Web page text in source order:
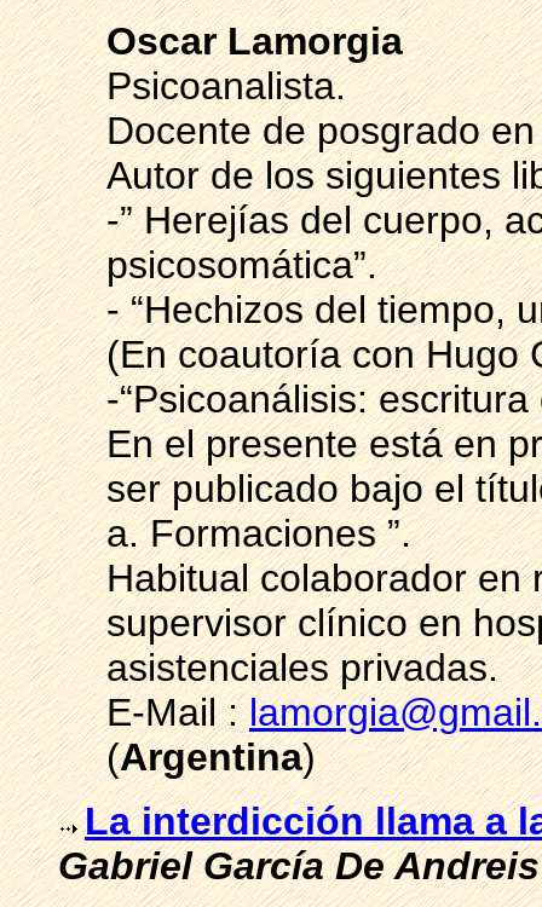
Oscar Lamorgia
Psicoanalista.
Docente de posgrado
Autor de los siguientes
-” Herejías del cuerpo,
psicosomática”.
- “Hechizos del tiempo,
(En coautoría con Hugo
-“Psicoanálisis:
En el presente está en
ser publicado bajo el
a. Formaciones ”.
Habitual colaborador en
supervisor clínico en
asistenciales privadas.
E-Mail :
(Argentina)
La interdicción llama a
Gabriel García De Andreis